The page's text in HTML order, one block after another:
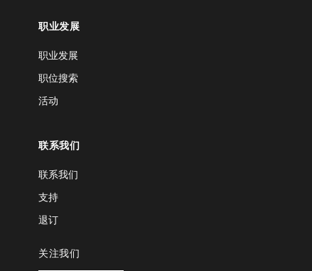
职业发展
职业发展
职位搜索
活动
联系我们
联系我们
支持
退订
关注我们